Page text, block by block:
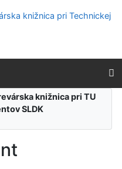
knižnica pri TU
SLDK